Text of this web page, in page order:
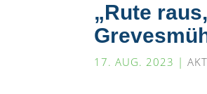
„Rute
17. AUG. 2023 |